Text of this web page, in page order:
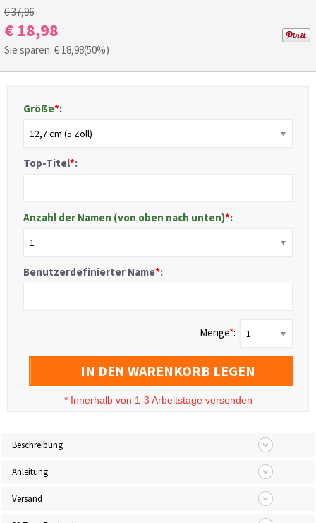
€ 37,96
€ 18,98
Sie sparen: € 18,98(50%)
Größe*:
12,7 cm (5 Zoll)
Top-Titel*:
Anzahl der Namen (von oben nach unten)*:
1
Benutzerdefinierter Name*:
Menge*: 1
IN DEN WARENKORB LEGEN
* Innerhalb von 1-3 Arbeitstage versenden
Beschreibung
Anleitung
Versand